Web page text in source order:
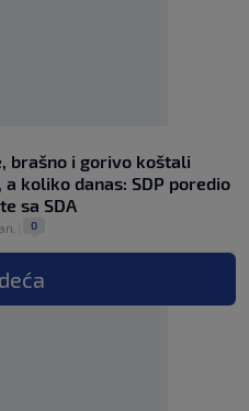
brašno i gorivo koštali
a koliko danas: SDP poredio
sa SDA
0